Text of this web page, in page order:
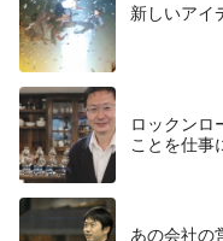
新しいアイ
ロックンロ
ことを仕事
あの会社の